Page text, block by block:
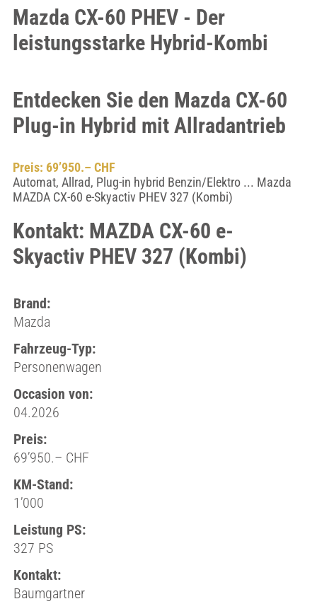
Mazda CX-60 PHEV - Der
leistungsstarke Hybrid-Kombi
Entdecken Sie den Mazda CX-60
Plug-in Hybrid mit Allradantrieb
Preis: 69’950.– CHF
Automat, Allrad, Plug-in hybrid Benzin/Elektro ... Mazda
MAZDA CX-60 e-Skyactiv PHEV 327 (Kombi)
Kontakt: MAZDA CX-60 e-
Skyactiv PHEV 327 (Kombi)
Brand:
Mazda
Fahrzeug-Typ:
Personenwagen
Occasion von:
04.2026
Preis:
69’950.– CHF
KM-Stand:
1’000
Leistung PS:
327 PS
Kontakt:
Baumgartner